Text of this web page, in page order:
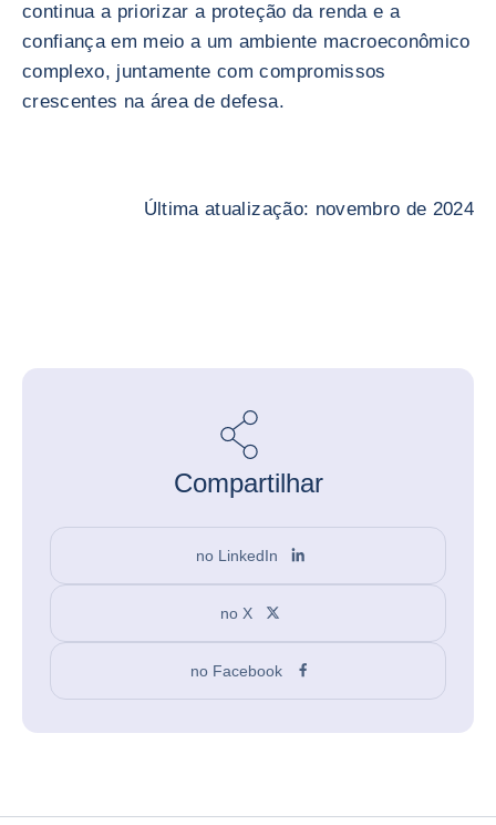
continua a priorizar a proteção da renda e a
confiança em meio a um ambiente macroeconômico
complexo, juntamente com compromissos
crescentes na área de defesa.
Última atualização: novembro de 2024
Compartilhar
no LinkedIn
no X
no Facebook